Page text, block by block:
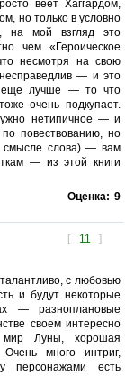
веет Хаггардом,
но только в условно
на мой взгляд это
чем «Героическое
несмотря на свою
— и это
еще лучше — то что
очень подкупает.
нетипичное — и
повествованию, но
смысле слова) — вам
— из этой книги
Оценка: 9
[ 11 ]
с любовью
и будут некоторые
— разноплановые
своем интересно
мир Луны, хорошая
много интриг,
персонажами есть